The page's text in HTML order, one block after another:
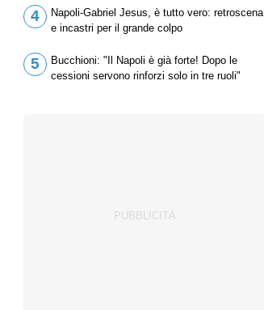
4
Napoli-Gabriel Jesus, è tutto vero: retroscena
e incastri per il grande colpo
5
Bucchioni: "Il Napoli è già forte! Dopo le
cessioni servono rinforzi solo in tre ruoli"